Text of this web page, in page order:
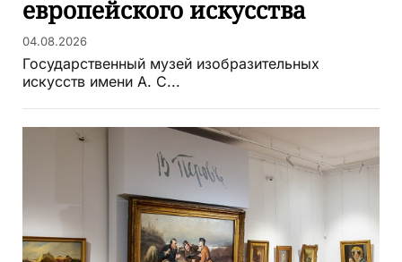
европейского искусства
04.08.2026
Государственный музей изобразительных
искусств имени А. С...